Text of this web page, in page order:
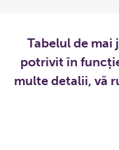
Tabelul de mai
potrivit în
multe detalii, vă